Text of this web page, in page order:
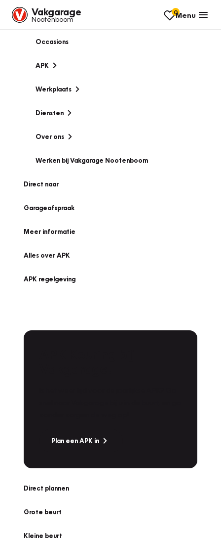
Vakgarage
Nootenboom
0Menu
Occasions
APK
Werkplaats
Diensten
Over ons
Werken bij Vakgarage Nootenboom
Direct naar
Garageafspraak
Meer informatie
Alles over APK
APK regelgeving
Plan een APK in
Direct plannen
Grote beurt
Kleine beurt